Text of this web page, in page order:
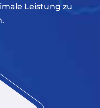
Leistung zu